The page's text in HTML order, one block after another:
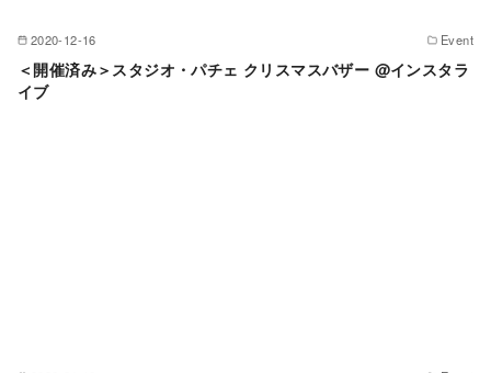
2020-12-16 Event
＜開催済み＞スタジオ・パチェ クリスマスバザー @インスタラ
イブ